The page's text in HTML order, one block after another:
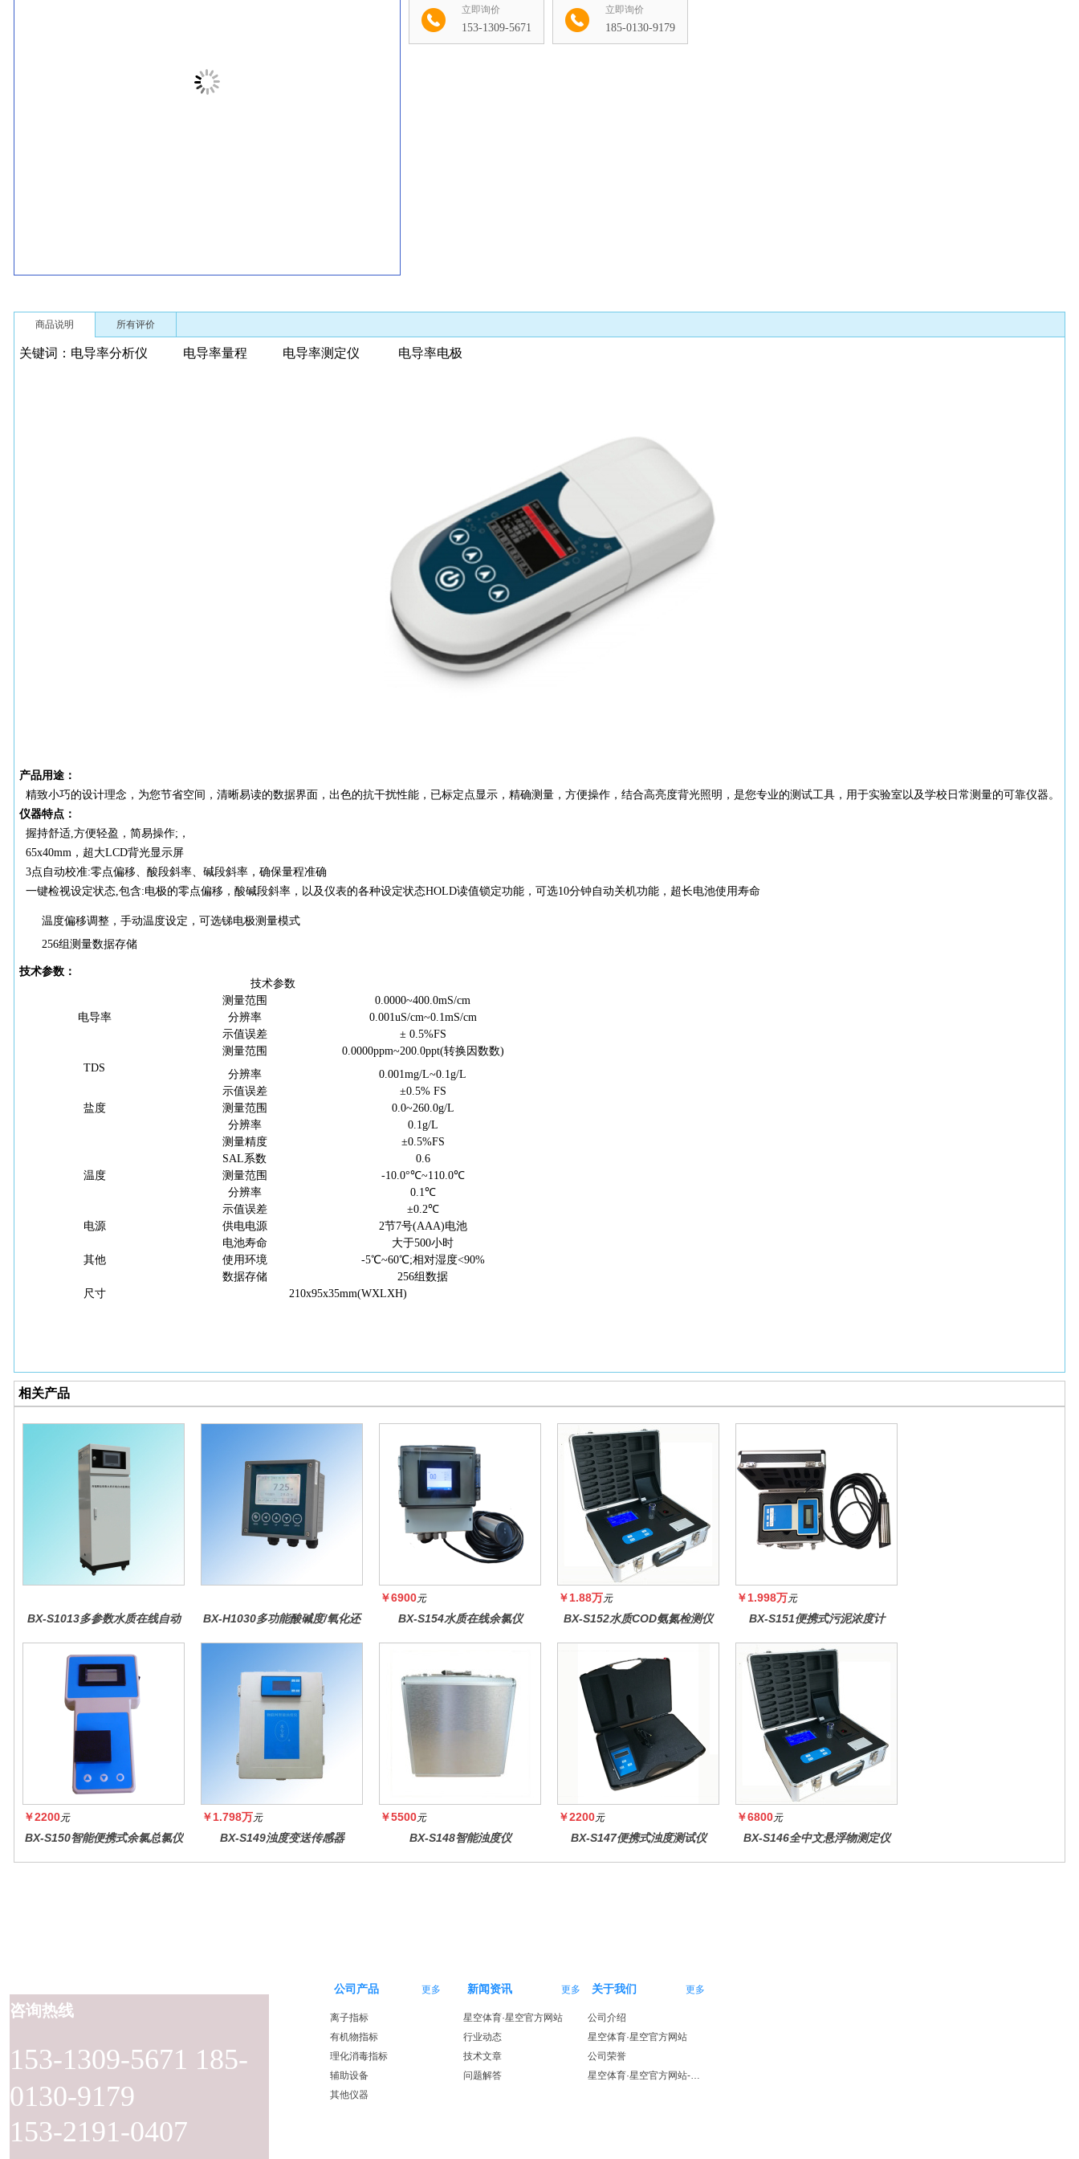
立即询价
153-1309-5671
立即询价
185-0130-9179
商品说明 所有评价
关键词：电导率分析仪 电导率量程 电导率测定仪 电导率电极
产品用途：
精致小巧的设计理念，为您节省空间，清晰易读的数据界面，出色的抗干扰性能，已标定点显示，精确测量，方便操作，结合高亮度背光照明，是您专业的测试工具，用于实验室以及学校日常测量的可靠仪器。
仪器特点：
握持舒适,方便轻盈，简易操作;，
65x40mm，超大LCD背光显示屏
3点自动校准:零点偏移、酸段斜率、碱段斜率，确保量程准确
一键检视设定状态,包含:电极的零点偏移，酸碱段斜率，以及仪表的各种设定状态HOLD读值锁定功能，可选10分钟自动关机功能，超长电池使用寿命
温度偏移调整，手动温度设定，可选锑电极测量模式
256组测量数据存储
技术参数：
技术参数
电导率
测量范围
0.0000~400.0mS/cm
分辨率
0.001uS/cm~0.1mS/cm
示值误差
± 0.5%FS
TDS
测量范围
0.0000ppm~200.0ppt(转换因数数)
分辨率
0.001mg/L~0.1g/L
示值误差
±0.5% FS
盐度
测量范围
0.0~260.0g/L
分辨率
0.1g/L
测量精度
±0.5%FS
SAL系数
0.6
温度
测量范围
-10.0°℃~110.0℃
分辨率
0.1℃
示值误差
±0.2℃
电源
供电电源
2节7号(AAA)电池
电池寿命
大于500小时
其他
使用环境
-5℃~60℃;相对湿度<90%
数据存储
256组数据
尺寸
210x95x35mm(WXLXH)
相关产品
BX-S1013多参数水质在线自动
BX-H1030多功能酸碱度/氧化还
￥6900元
BX-S154水质在线余氯仪
￥1.88万元
BX-S152水质COD氨氮检测仪
￥1.998万元
BX-S151便携式污泥浓度计
￥2200元
BX-S150智能便携式余氯总氯仪
￥1.798万元
BX-S149浊度变送传感器
￥5500元
BX-S148智能浊度仪
￥2200元
BX-S147便携式浊度测试仪
￥6800元
BX-S146全中文悬浮物测定仪
153-1309-5671 185-
0130-9179
153-2191-0407
咨询热线
新闻资讯 更多
星空体育·星空官方网站
行业动态
技术文章
问题解答
公司产品 更多
离子指标
有机物指标
理化消毒指标
辅助设备
其他仪器
关于我们 更多
公司介绍
星空体育·星空官方网站
公司荣誉
星空体育·星空官方网站-星空体育（中国）